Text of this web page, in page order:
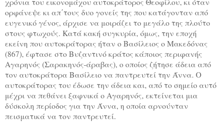
ορφάνεψε κι απ΄τους δυο γονείς της που κατάγονταν από
ευγενικό γένος, άρχισε να μοιράζει το μεγάλο της πλούτο
στους φτωχούς. Κατά κακή συγκυρία, όμως, την εποχή
εκείνη που αυτοκράτορας ήταν ο Βασίλειος ο Μακεδόνας
(867), έφτασε στο Βυζαντινό κράτος κάποιος περιφανής
Αγαρηνός (Σαρακηνός-άραβας), ο οποίος ζήτησε άδεια από
τον αυτοκράτορα Βασίλειο να παντρευτεί την Άννα. Ο
αυτοκράτορας του έδωσε την άδεια και, από το σημείο αυτό
μέχρι να πεθάνει ξαφνικά ο Αγαρηνός, εκτείνεται μια
δύσκολη περίοδος για την Άννα, η οποία αρνούνταν
πεισματικά να τον παντρευτεί.